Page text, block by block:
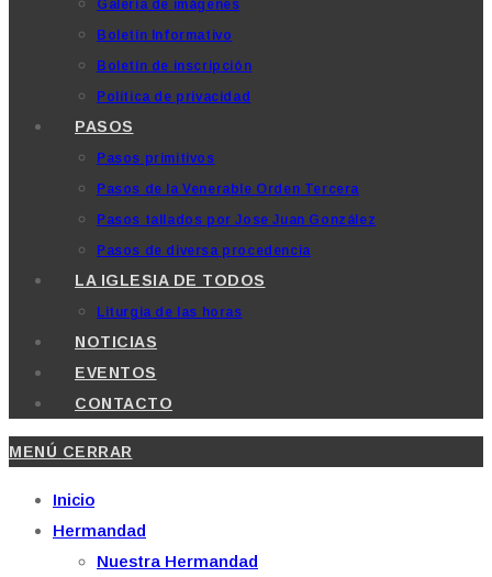
Galería de imágenes
Boletín Informativo
Boletín de inscripción
Política de privacidad
PASOS
Pasos primitivos
Pasos de la Venerable Orden Tercera
Pasos tallados por Jose Juan González
Pasos de diversa procedencia
LA IGLESIA DE TODOS
Liturgia de las horas
NOTICIAS
EVENTOS
CONTACTO
MENÚ CERRAR
Inicio
Hermandad
Nuestra Hermandad